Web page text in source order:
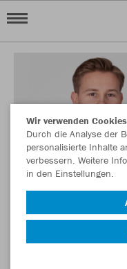
Wir verwenden Cookies
Durch die Analyse der
personalisierte Inhalte
verbessern. Weitere
in den Einstellungen.